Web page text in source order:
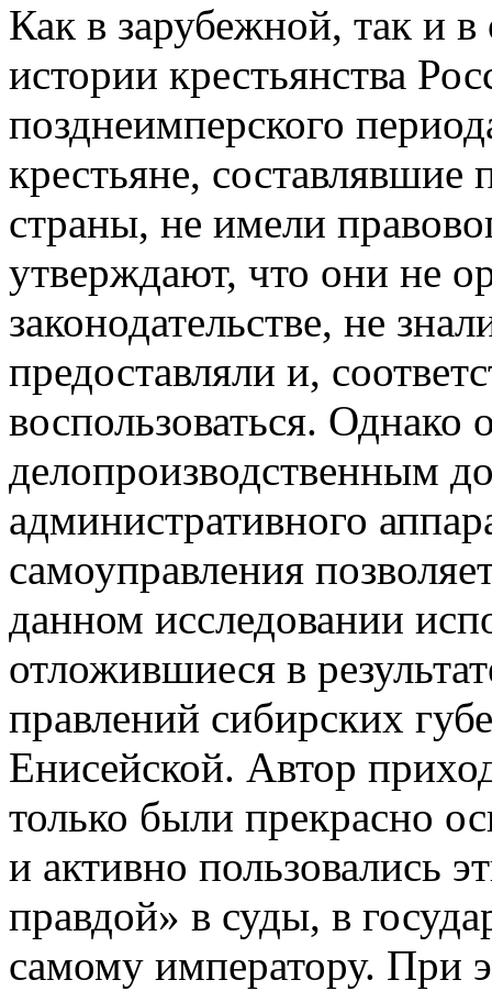
Как в зарубежной, так и
истории крестьянства
позднеимперского
крестьяне,
страны, не имели
утверждают, что они не
законодательстве, не
предоставляли и,
воспользоваться. Однако
делопроизводственным
административного
самоуправления
данном исследовании
отложившиеся в
правлений сибирских
Енисейской. Автор
только были прекрасно
и активно пользовались
правдой» в суды, в
самому императору. При